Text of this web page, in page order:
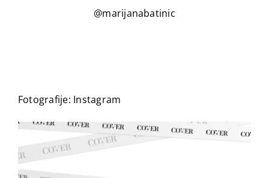
@marijanabatinic
Fotografije: Instagram